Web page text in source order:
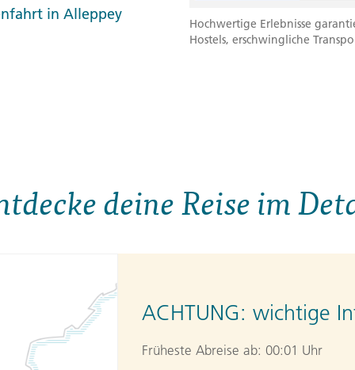
in Alleppey
Hochwertige Erlebnisse
Hostels, erschwingliche
deine Reise im
ACHTUNG: wichtige
Früheste Abreise ab: 00:01 Uhr